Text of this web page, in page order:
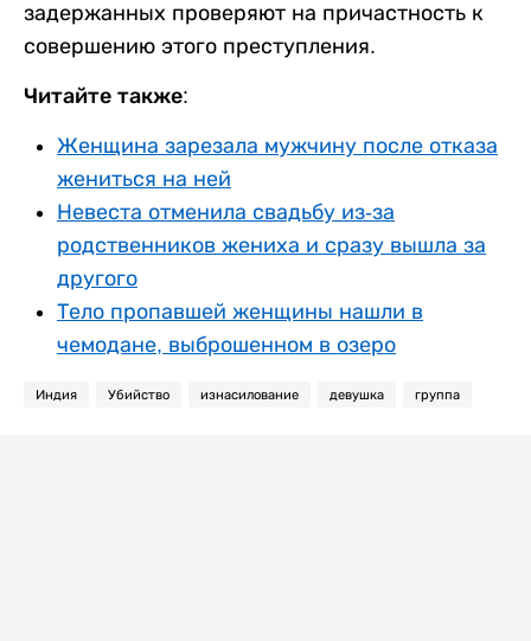
задержанных проверяют на причастность к
совершению этого преступления.
Читайте также:
Женщина зарезала мужчину после отказа
жениться на ней
Невеста отменила свадьбу из-за
родственников жениха и сразу вышла за
другого
Тело пропавшей женщины нашли в
чемодане, выброшенном в озеро
Индия Убийство изнасилование девушка группа